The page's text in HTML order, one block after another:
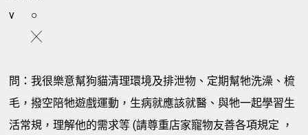
v
○
╳
問：我很樂意幫狗貓清理環境及排泄物、定期幫牠洗澡、梳
毛，撥空陪牠遊戲運動，生病就應該就醫、與牠一起學習生
活常規，理解他的需求等 (請尊重店家寵物友善各項規定 ，